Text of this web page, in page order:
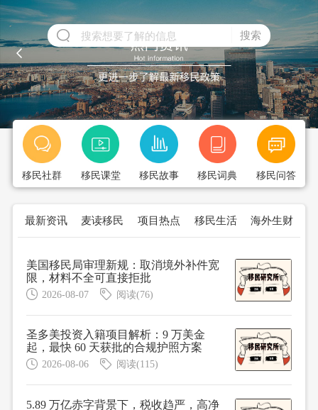
搜索
移民社群 移民课堂 移民故事 移民词典 移民问答
最新资讯 麦读移民 项目热点 移民生活 海外生财
美国移民局审理新规：取消境外补件宽
限，材料不全可直接拒批
2026-08-07 阅读(76)
圣多美投资入籍项目解析：9 万美金
起，最快 60 天获批的合规护照方案
2026-08-06 阅读(115)
5.89 万亿赤字背景下，税收趋严，高净